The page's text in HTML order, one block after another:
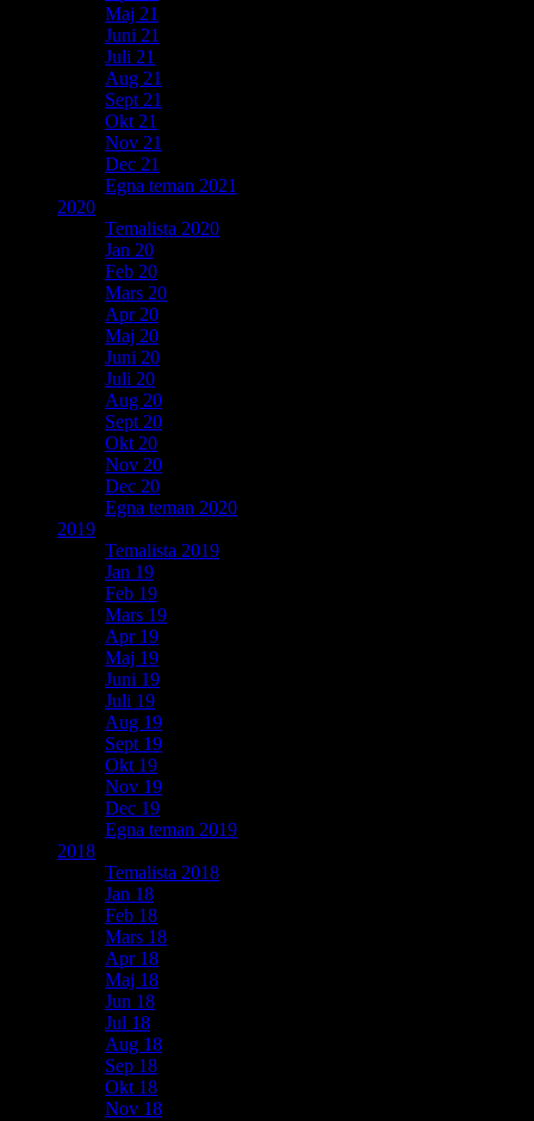
Maj 21
Juni 21
Juli 21
Aug 21
Sept 21
Okt 21
Nov 21
Dec 21
Egna teman 2021
2020
Temalista 2020
Jan 20
Feb 20
Mars 20
Apr 20
Maj 20
Juni 20
Juli 20
Aug 20
Sept 20
Okt 20
Nov 20
Dec 20
Egna teman 2020
2019
Temalista 2019
Jan 19
Feb 19
Mars 19
Apr 19
Maj 19
Juni 19
Juli 19
Aug 19
Sept 19
Okt 19
Nov 19
Dec 19
Egna teman 2019
2018
Temalista 2018
Jan 18
Feb 18
Mars 18
Apr 18
Maj 18
Jun 18
Jul 18
Aug 18
Sep 18
Okt 18
Nov 18